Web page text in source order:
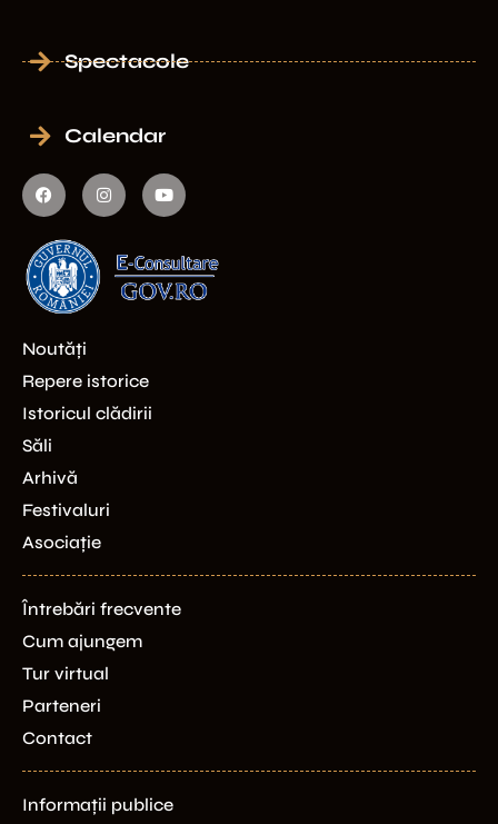
Spectacole
Calendar
Noutăți
Repere istorice
Istoricul clădirii
Săli
Arhivă
Festivaluri
Asociație
Întrebări frecvente
Cum ajungem
Tur virtual
Parteneri
Contact
Informații publice